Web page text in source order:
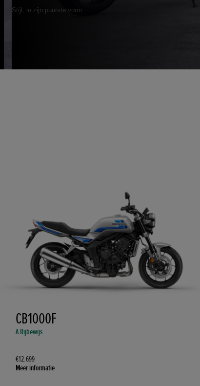
Stijl, in zijn puurste vorm.
CB1000F
A Rijbewijs
€12.699
Meer informatie